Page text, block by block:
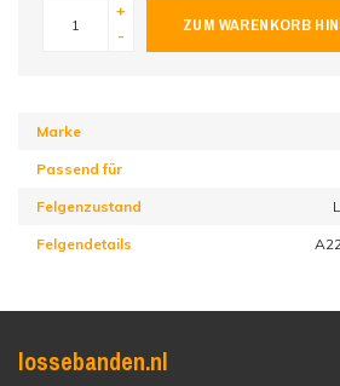
+
-
ZUM WARENKORB
Marke
Passend für
Felgenzustand
Felgendetails
lossebanden.nl